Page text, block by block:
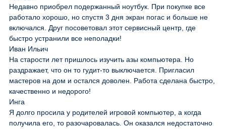
Недавно приобрел подержанный ноутбук. При покупке все
работало хорошо, но спустя 3 дня экран погас и больше не
включался. Друг посоветовал этот сервисный центр, где
быстро устранили все неполадки!
Иван Ильич
На старости лет пришлось изучить азы компьютера. Но
раздражает, что он то гудит-то выключается. Пригласил
мастеров на дом и остался доволен. Работа сделана быстро,
качественно и недорого!
Инга
Я долго просила у родителей игровой компьютер, а когда
получила его, то разочаровалась. Он оказался недостаточно